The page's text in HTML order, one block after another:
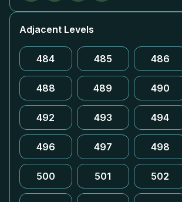
Adjacent Levels
484 485 486
488 489 490
492 493 494
496 497 498
500 501 502